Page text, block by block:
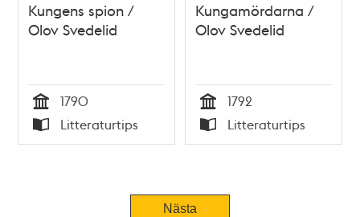
Kungens spion /
Olov Svedelid
Tid
1790
Typ
Litteraturtips
Kungamördarna /
Olov Svedelid
Tid
1792
Typ
Litteraturtips
Nästa